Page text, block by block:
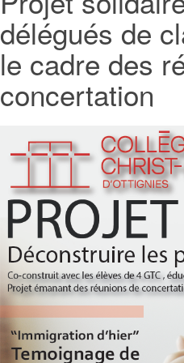
délégués de
le cadre des
concertation